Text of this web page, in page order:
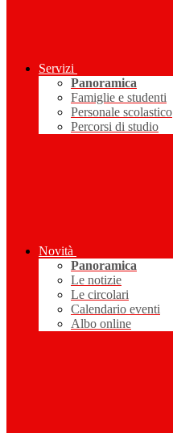
Servizi
Panoramica
Famiglie e studenti
Personale scolastico
Percorsi di studio
Novità
Panoramica
Le notizie
Le circolari
Calendario eventi
Albo online